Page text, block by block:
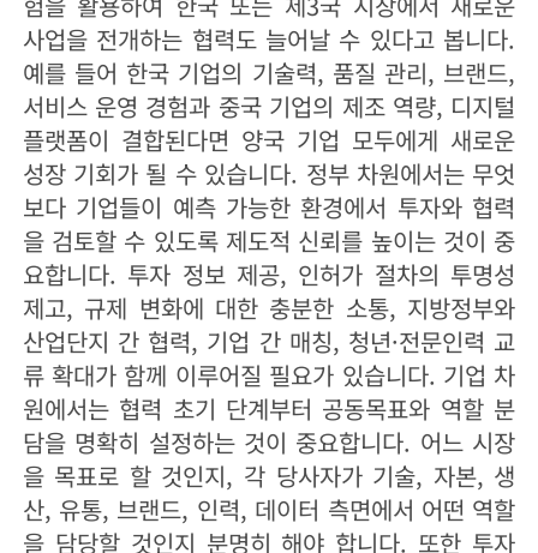
사업을 전개하는 협력도 늘어날 수 있다고 봅니다.
예를 들어 한국 기업의 기술력, 품질 관리, 브랜드,
서비스 운영 경험과 중국 기업의 제조 역량, 디지털
플랫폼이 결합된다면 양국 기업 모두에게 새로운
성장 기회가 될 수 있습니다. 정부 차원에서는 무엇
보다 기업들이 예측 가능한 환경에서 투자와 협력
을 검토할 수 있도록 제도적 신뢰를 높이는 것이 중
요합니다. 투자 정보 제공, 인허가 절차의 투명성
제고, 규제 변화에 대한 충분한 소통, 지방정부와
산업단지 간 협력, 기업 간 매칭, 청년·전문인력 교
류 확대가 함께 이루어질 필요가 있습니다. 기업 차
원에서는 협력 초기 단계부터 공동목표와 역할 분
담을 명확히 설정하는 것이 중요합니다. 어느 시장
을 목표로 할 것인지, 각 당사자가 기술, 자본, 생
산, 유통, 브랜드, 인력, 데이터 측면에서 어떤 역할
을 담당할 것인지 분명히 해야 합니다. 또한 투자